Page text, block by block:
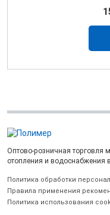
Оптово-розничная торговля
отопления и водоснабжения
Политика обработки
Правила применения
Политика использования